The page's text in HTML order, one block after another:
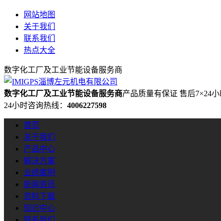
网站地图
关于我们
联系我们
热点大全
数字化工厂及工业节能设备服务商
数字化工厂及工业节能设备服务商产品质量有保证 售后7×24
24小时咨询热线： 4006227598
首页
关于我们
产品中心
解决方案
业绩案例
新闻资讯
资料下载
知识中心